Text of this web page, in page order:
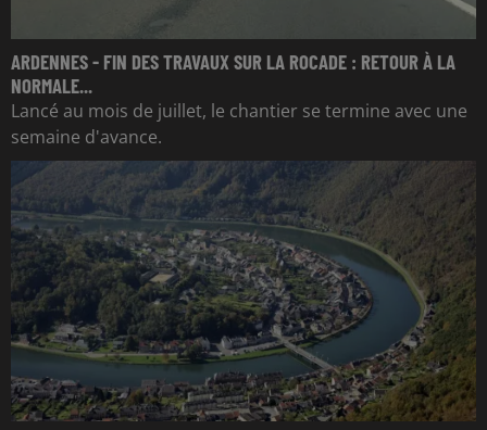
ARDENNES - FIN DES TRAVAUX SUR LA ROCADE : RETOUR À LA
NORMALE...
Lancé au mois de juillet, le chantier se termine avec une
semaine d'avance.